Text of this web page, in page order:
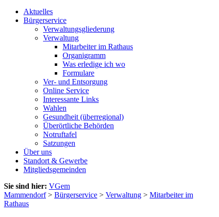
Aktuelles
Bürgerservice
Verwaltungsgliederung
Verwaltung
Mitarbeiter im Rathaus
Organigramm
Was erledige ich wo
Formulare
Ver- und Entsorgung
Online Service
Interessante Links
Wahlen
Gesundheit (überregional)
Überörtliche Behörden
Notruftafel
Satzungen
Über uns
Standort & Gewerbe
Mitgliedsgemeinden
Sie sind hier: VGem
Mammendorf> Bürgerservice > Verwaltung > Mitarbeiter im
Rathaus